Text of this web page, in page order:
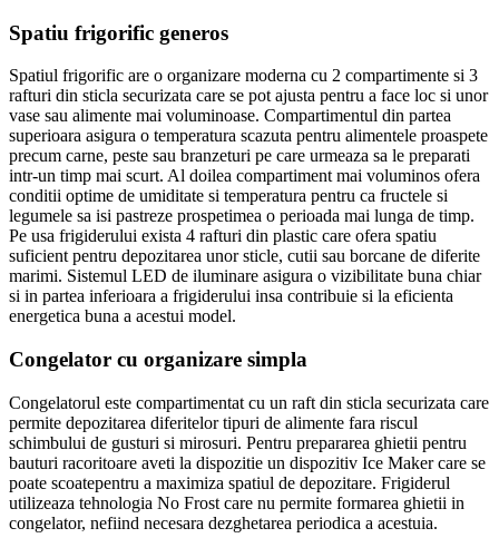
Spatiu frigorific generos
Spatiul frigorific are o organizare moderna cu 2 compartimente si 3
rafturi din sticla securizata care se pot ajusta pentru a face loc si unor
vase sau alimente mai voluminoase. Compartimentul din partea
superioara asigura o temperatura scazuta pentru alimentele proaspete
precum carne, peste sau branzeturi pe care urmeaza sa le preparati
intr-un timp mai scurt. Al doilea compartiment mai voluminos ofera
conditii optime de umiditate si temperatura pentru ca fructele si
legumele sa isi pastreze prospetimea o perioada mai lunga de timp.
Pe usa frigiderului exista 4 rafturi din plastic care ofera spatiu
suficient pentru depozitarea unor sticle, cutii sau borcane de diferite
marimi. Sistemul LED de iluminare asigura o vizibilitate buna chiar
si in partea inferioara a frigiderului insa contribuie si la eficienta
energetica buna a acestui model.
Congelator cu organizare simpla
Congelatorul este compartimentat cu un raft din sticla securizata care
permite depozitarea diferitelor tipuri de alimente fara riscul
schimbului de gusturi si mirosuri. Pentru prepararea ghietii pentru
bauturi racoritoare aveti la dispozitie un dispozitiv Ice Maker care se
poate scoatepentru a maximiza spatiul de depozitare. Frigiderul
utilizeaza tehnologia No Frost care nu permite formarea ghietii in
congelator, nefiind necesara dezghetarea periodica a acestuia.